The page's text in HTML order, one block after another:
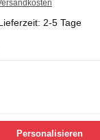
2-5 Tage
Personalisieren